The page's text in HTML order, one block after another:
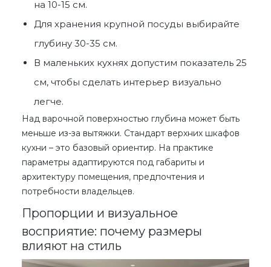
на 10-15 см.
Для хранения крупной посуды выбирайте
глубину 30-35 см.
В маленьких кухнях допустим показатель 25
см, чтобы сделать интерьер визуально
легче.
Над варочной поверхностью глубина может быть
меньше из-за вытяжки. Стандарт верхних шкафов
кухни – это базовый ориентир. На практике
параметры адаптируются под габариты и
архитектуру помещения, предпочтения и
потребности владельцев.
Пропорции и визуальное
восприятие: почему размеры
влияют на стиль